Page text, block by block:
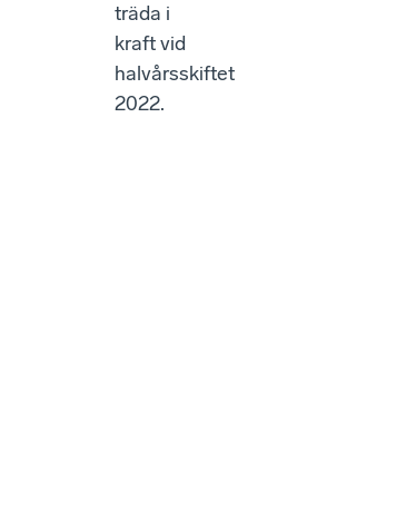
träda i
kraft vid
halvårsskiftet
2022.